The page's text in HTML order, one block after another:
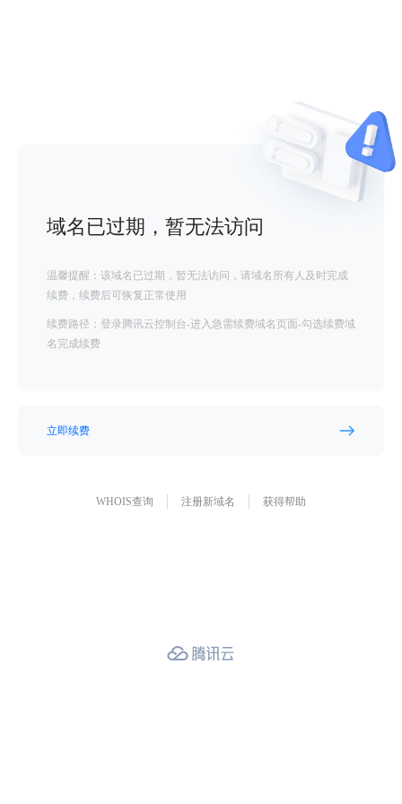
域名已过期，暂无法访问
温馨提醒：该域名已过期，暂无法访问，请域名所有人及时完成
续费，续费后可恢复正常使用
续费路径：登录腾讯云控制台-进入急需续费域名页面-勾选续费域
名完成续费
立即续费
WHOIS查询 注册新域名 获得帮助